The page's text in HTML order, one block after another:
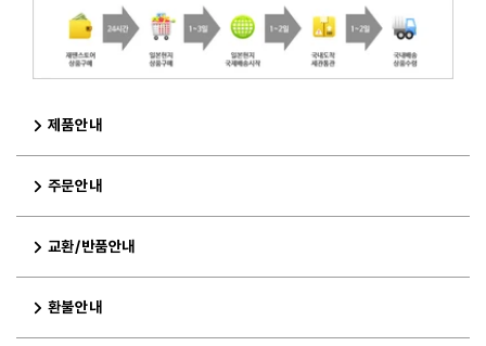
제품안내
주문안내
교환/반품안내
환불안내